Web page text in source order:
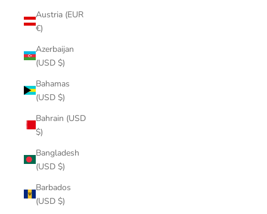
Austria (EUR
€)
Azerbaijan
(USD $)
Bahamas
(USD $)
Bahrain (USD
$)
Bangladesh
(USD $)
Barbados
(USD $)